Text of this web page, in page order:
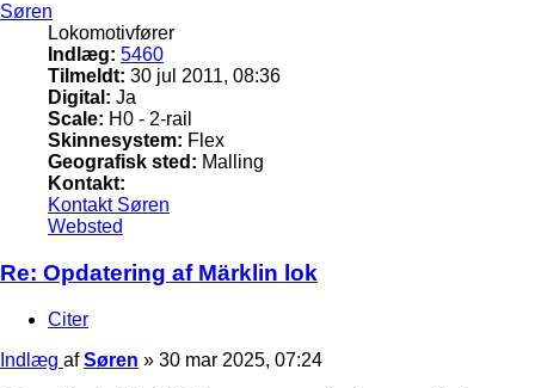
Søren
Lokomotivfører
Indlæg: 5460
Tilmeldt: 30 jul 2011, 08:36
Digital: Ja
Scale: H0 - 2-rail
Skinnesystem: Flex
Geografisk sted: Malling
Kontakt:
Kontakt Søren
Websted
Re: Opdatering af Märklin lok
Citer
Indlæg afSøren » 30 mar 2025, 07:24